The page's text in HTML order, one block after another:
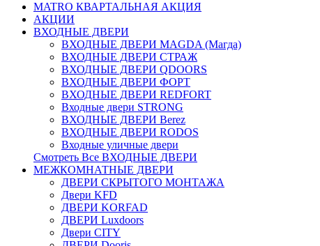
MATRO КВАРТАЛЬНАЯ АКЦИЯ
АКЦИИ
ВХОДНЫЕ ДВЕРИ
ВХОДНЫЕ ДВЕРИ МAGDA (Магда)
ВХОДНЫЕ ДВЕРИ СТРАЖ
ВХОДНЫЕ ДВЕРИ QDOORS
ВХОДНЫЕ ДВЕРИ ФОРТ
ВХОДНЫЕ ДВЕРИ REDFORT
Входные двери STRONG
ВХОДНЫЕ ДВЕРИ Berez
ВХОДНЫЕ ДВЕРИ RODOS
Входные уличные двери
Смотреть Все ВХОДНЫЕ ДВЕРИ
МЕЖКОМНАТНЫЕ ДВЕРИ
ДВЕРИ СКРЫТОГО МОНТАЖА
Двери KFD
ДВЕРИ KORFAD
ДВЕРИ Luxdoors
Двери CITY